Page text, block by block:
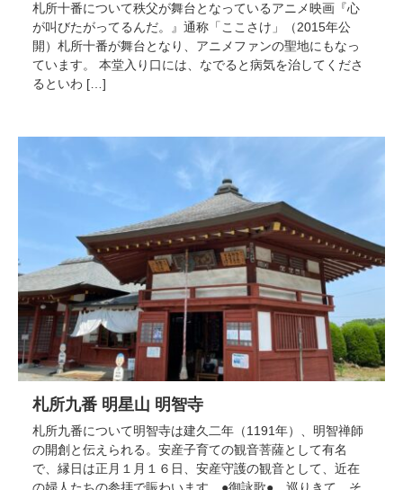
札所十番について秩父が舞台となっているアニメ映画『心
が叫びたがってるんだ。』通称「ここさけ」（2015年公
開）札所十番が舞台となり、アニメファンの聖地にもなっ
ています。 本堂入り口には、なでると病気を治してくださ
るといわ […]
札所九番 明星山 明智寺
札所九番について明智寺は建久二年（1191年）、明智禅師
の開創と伝えられる。安産子育ての観音菩薩として有名
で、縁日は正月１月１６日、安産守護の観音として、近在